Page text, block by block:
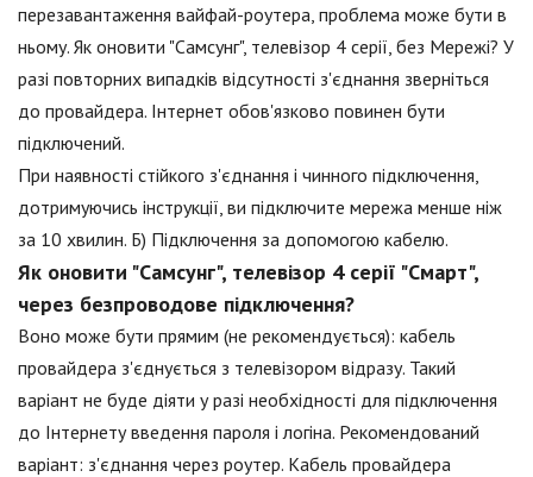
перезавантаження вайфай-роутера, проблема може бути в
ньому. Як оновити "Самсунг", телевізор 4 серії, без Мережі? У
разі повторних випадків відсутності з'єднання зверніться
до провайдера. Інтернет обов'язково повинен бути
підключений.
При наявності стійкого з'єднання і чинного підключення,
дотримуючись інструкції, ви підключите мережа менше ніж
за 10 хвилин. Б) Підключення за допомогою кабелю.
Як оновити "Самсунг", телевізор 4 серії "Смарт",
через безпроводове підключення?
Воно може бути прямим (не рекомендується): кабель
провайдера з'єднується з телевізором відразу. Такий
варіант не буде діяти у разі необхідності для підключення
до Інтернету введення пароля і логіна. Рекомендований
варіант: з'єднання через роутер. Кабель провайдера